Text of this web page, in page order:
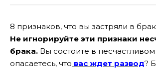
8 признаков, что вы застряли в
Не игнорируйте эти признаки
брака. Вы состоите в
опасаетесь, что вас ждет развод?